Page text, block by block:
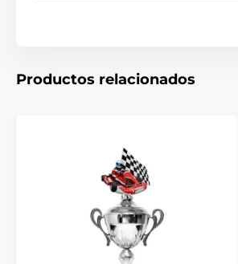
Productos relacionados